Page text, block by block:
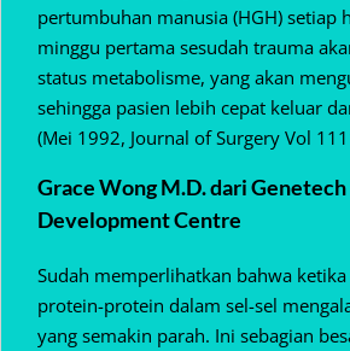
pertumbuhan manusia (HGH) setiap
minggu pertama sesudah trauma
status metabolisme, yang akan
sehingga pasien lebih cepat keluar
(Mei 1992, Journal of Surgery Vol
Grace Wong M.D. dari Genetech
Development Centre
Sudah memperlihatkan bahwa
protein-protein dalam sel-sel
yang semakin parah. Ini sebagian